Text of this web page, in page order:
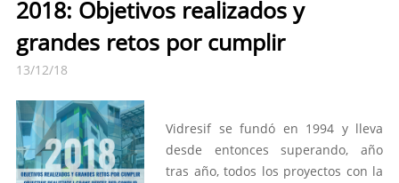
2018: Objetivos realizados y
grandes retos por cumplir
13/12/18
Vidresif se fundó en 1994 y lleva
desde entonces superando, año
tras año, todos los proyectos con la